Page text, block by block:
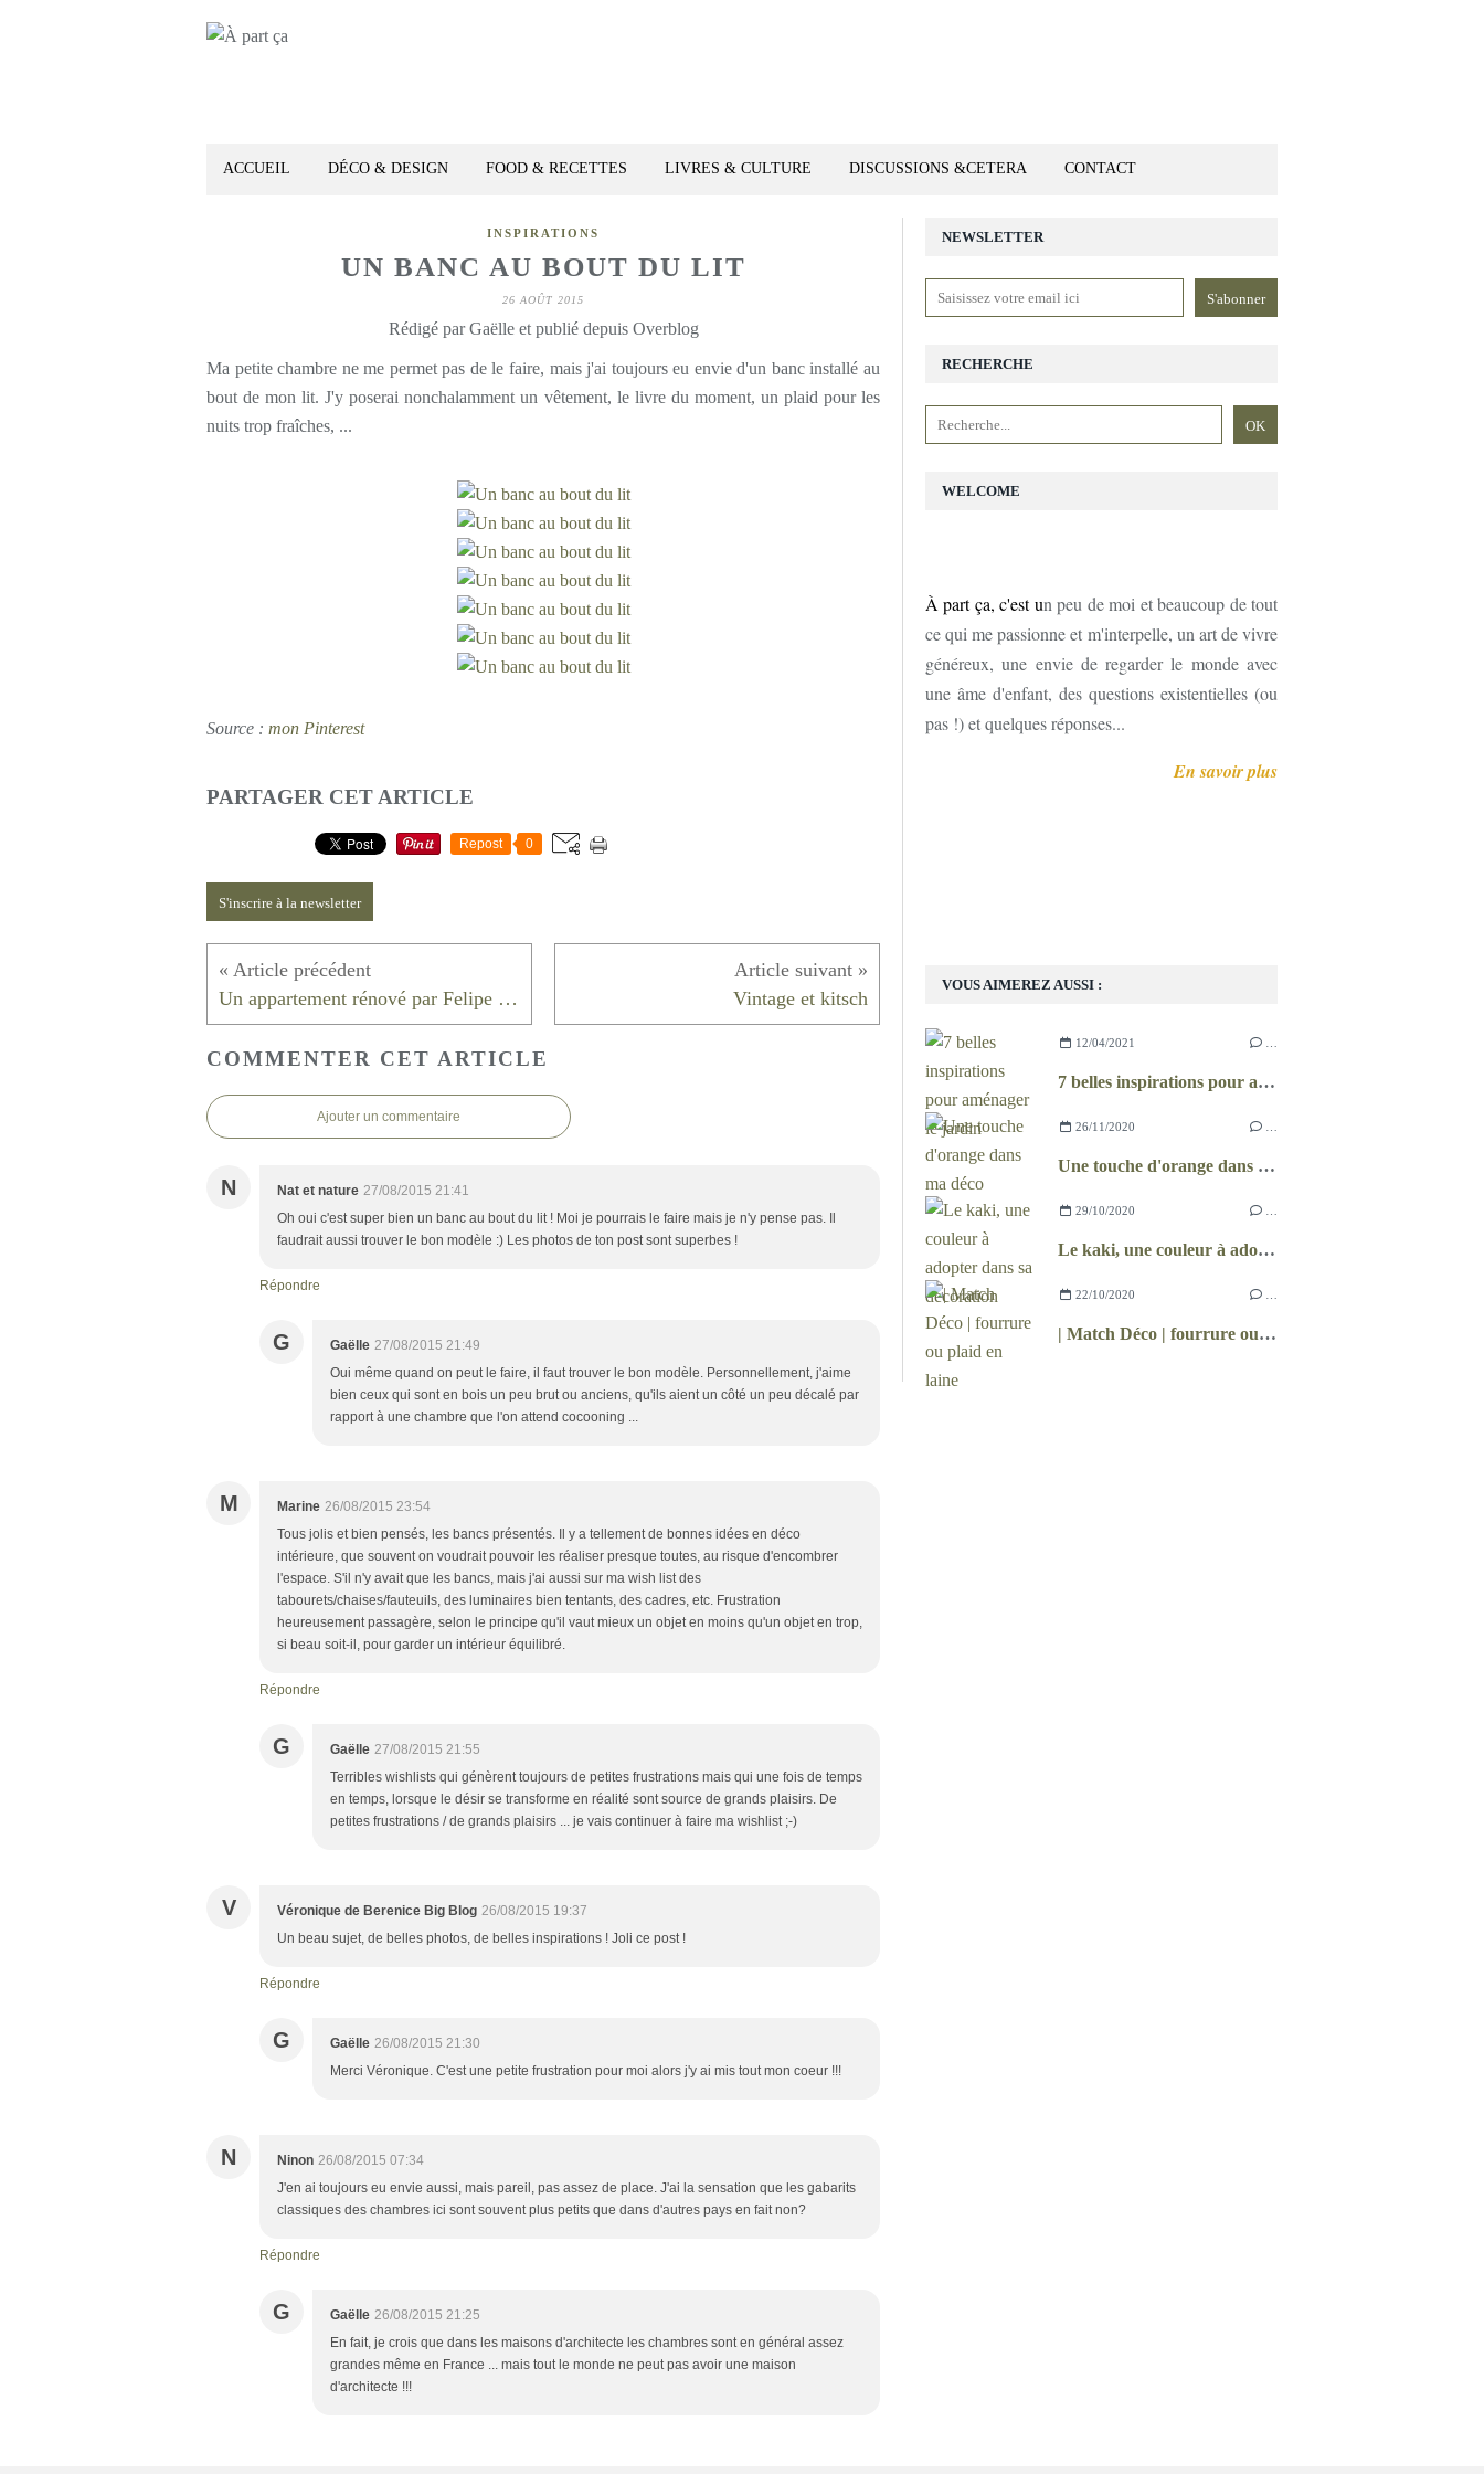
ACCUEIL DÉCO & DESIGN FOOD & RECETTES LIVRES & CULTURE DISCUSSIONS &CETERA CONTACT
INSPIRATIONS
UN BANC AU BOUT DU LIT
26 AOÛT 2015
Rédigé par Gaëlle et publié depuis Overblog
Ma petite chambre ne me permet pas de le faire, mais j'ai toujours eu envie d'un banc installé au
bout de mon lit. J'y poserai nonchalamment un vêtement, le livre du moment, un plaid pour les
nuits trop fraîches, ...
Source : mon Pinterest
PARTAGER CET ARTICLE
Repost 0
S'inscrire à la newsletter
Un appartement rénové par Felipe Hess Vintage et kitsch
COMMENTER CET ARTICLE
Ajouter un commentaire
N Nat et nature 27/08/2015 21:41
Oh oui c'est super bien un banc au bout du lit ! Moi je pourrais le faire mais je n'y pense pas. Il
faudrait aussi trouver le bon modèle :) Les photos de ton post sont superbes !
Répondre
G Gaëlle 27/08/2015 21:49
Oui même quand on peut le faire, il faut trouver le bon modèle. Personnellement, j'aime
bien ceux qui sont en bois un peu brut ou anciens, qu'ils aient un côté un peu décalé par
rapport à une chambre que l'on attend cocooning ...
M Marine 26/08/2015 23:54
Tous jolis et bien pensés, les bancs présentés. Il y a tellement de bonnes idées en déco
intérieure, que souvent on voudrait pouvoir les réaliser presque toutes, au risque d'encombrer
l'espace. S'il n'y avait que les bancs, mais j'ai aussi sur ma wish list des
tabourets/chaises/fauteuils, des luminaires bien tentants, des cadres, etc. Frustration
heureusement passagère, selon le principe qu'il vaut mieux un objet en moins qu'un objet en trop,
si beau soit-il, pour garder un intérieur équilibré.
Répondre
G Gaëlle 27/08/2015 21:55
Terribles wishlists qui génèrent toujours de petites frustrations mais qui une fois de temps
en temps, lorsque le désir se transforme en réalité sont source de grands plaisirs. De
petites frustrations / de grands plaisirs ... je vais continuer à faire ma wishlist ;-)
V Véronique de Berenice Big Blog 26/08/2015 19:37
Un beau sujet, de belles photos, de belles inspirations ! Joli ce post !
Répondre
G Gaëlle 26/08/2015 21:30
Merci Véronique. C'est une petite frustration pour moi alors j'y ai mis tout mon coeur !!!
N Ninon 26/08/2015 07:34
J'en ai toujours eu envie aussi, mais pareil, pas assez de place. J'ai la sensation que les gabarits
classiques des chambres ici sont souvent plus petits que dans d'autres pays en fait non?
Répondre
G Gaëlle 26/08/2015 21:25
En fait, je crois que dans les maisons d'architecte les chambres sont en général assez
grandes même en France ... mais tout le monde ne peut pas avoir une maison
d'architecte !!!
NEWSLETTER
RECHERCHE
VOUS AIMEREZ AUSSI :
12/04/2021
7 belles inspirations pour aménager le jardin
26/11/2020
Une touche d'orange dans ma déco
29/10/2020
Le kaki, une couleur à adopter dans sa décoration
22/10/2020
| Match Déco | fourrure ou plaid en laine
WELCOME
À part ça, c'est un peu de moi et beaucoup de tout
ce qui me passionne et m'interpelle, un art de vivre
généreux, une envie de regarder le monde avec
une âme d'enfant, des questions existentielles (ou
pas !) et quelques réponses...
En savoir plus